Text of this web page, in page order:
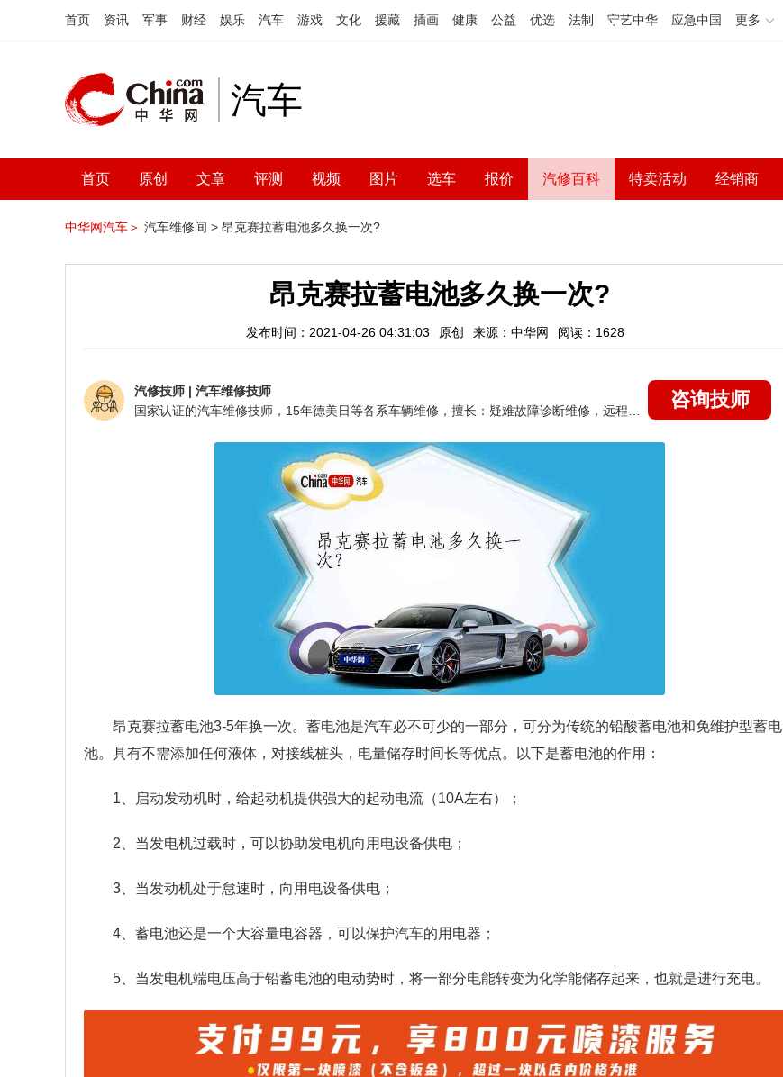
首页 资讯 军事 财经 娱乐 汽车 游戏 文化 援藏 插画 健康 公益 优选 法制 守艺中华 应急中国 更多
汽车
首页 原创 文章 评测 视频 图片 选车 报价 汽修百科 特卖活动 经销商
中华网汽车＞ 汽车维修间 > 昂克赛拉蓄电池多久换一次?
昂克赛拉蓄电池多久换一次?
发布时间：2021-04-26 04:31:03 原创 来源：中华网 阅读：1628
汽修技师 | 汽车维修技师
咨询技师
昂克赛拉蓄电池3-5年换一次。蓄电池是汽车必不可少的一部分，可分为传统的铅酸蓄电池和免维护型蓄电
池。具有不需添加任何液体，对接线桩头，电量储存时间长等优点。以下是蓄电池的作用：
1、启动发动机时，给起动机提供强大的起动电流（10A左右）；
2、当发电机过载时，可以协助发电机向用电设备供电；
3、当发动机处于怠速时，向用电设备供电；
4、蓄电池还是一个大容量电容器，可以保护汽车的用电器；
5、当发电机端电压高于铅蓄电池的电动势时，将一部分电能转变为化学能储存起来，也就是进行充电。